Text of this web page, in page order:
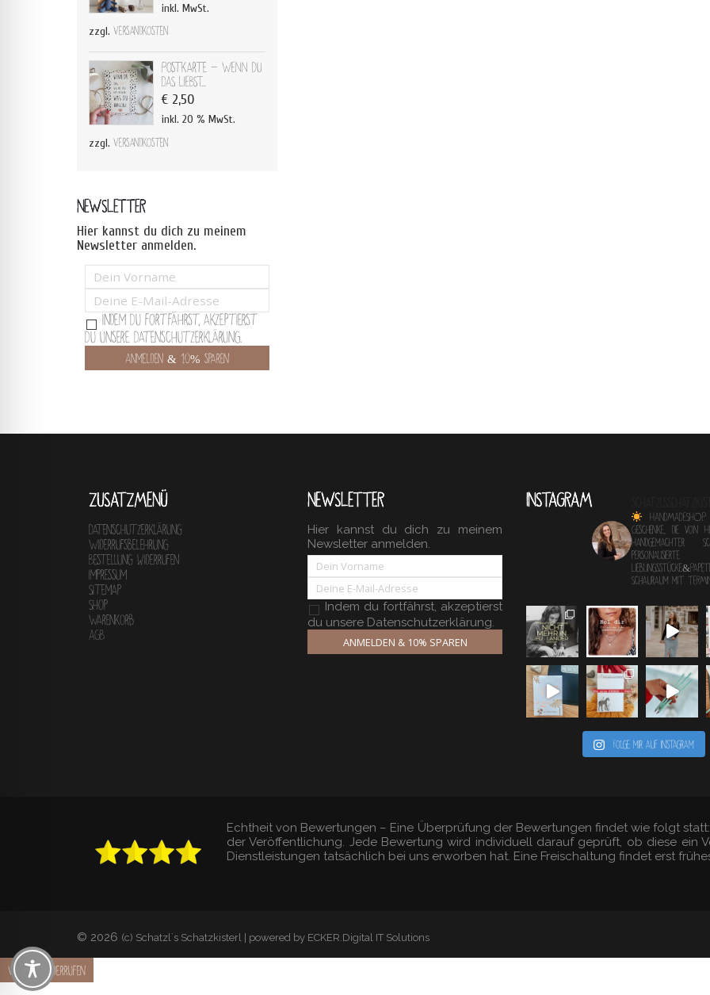
inkl. MwSt.
zzgl. Versandkosten
Postkarte - WENN DU
DAS LIEBST...
€2,50
inkl. 20 % MwSt.
zzgl. Versandkosten
NEWSLETTER
Hier kannst du dich zu meinem
Newsletter anmelden.
Indem Du fortfährst, akzeptierst
Du unsere Datenschutzerklärung.
ZUSATZMENÜ
Datenschutzerklärung
Widerrufsbelehrung
Bestellung widerrufen
Impressum
Sitemap
Shop
Warenkorb
AGB
NEWSLETTER
Hier kannst du dich zu meinem
Newsletter anmelden.
Indem du fortfährst, akzeptierst
du unsere Datenschutzerklärung.
ANMELDEN & 10% SPAREN
INSTAGRAM
Geschenke, die von
Handgemachter
personalisierte
Schauraum mit
Folge mir auf Instagram
Echtheit von Bewertungen – Eine Überprüfung der Bewertungen findet wie folgt
der Veröffentlichung. Jede Bewertung wird individuell darauf geprüft, ob diese ein
Dienstleistungen tatsächlich bei uns erworben hat. Eine Freischaltung findet erst
© 2026 (c) Schatzl´s Schatzkisterl | powered by ECKER.Digital IT Solutions
Vertrag widerrufen